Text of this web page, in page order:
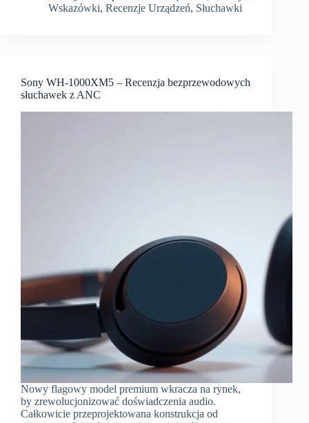
Wireless
Wskazówki, Recenzje Urządzeń, Słuchawki
Sony WH-1000XM5 – Recenzja bezprzewodowych
słuchawek z ANC
Nowy flagowy model premium wkracza na rynek,
by zrewolucjonizować doświadczenia audio.
Całkowicie przeprojektowana konstrukcja od